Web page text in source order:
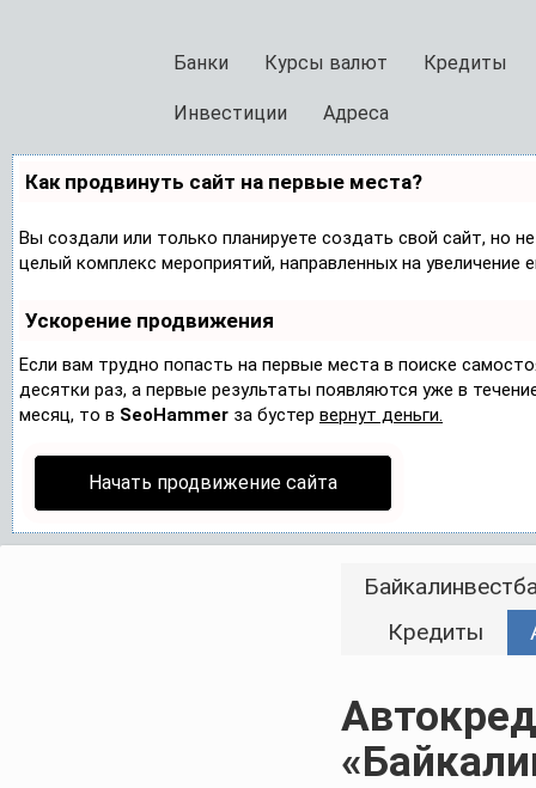
Банки Курсы валют Кредиты
Инвестиции Адреса
Как продвинуть сайт на первые места?
Вы создали или только планируете создать свой сайт, но
целый комплекс мероприятий, направленных на
Ускорение продвижения
Если вам трудно попасть на первые места в поиске
десятки раз, а первые результаты появляются уже в
месяц, то в SeoHammer за бустер вернут деньги.
Начать продвижение сайта
Кредиты